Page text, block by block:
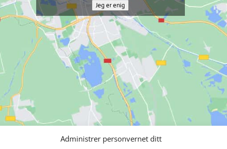
Administrer personvernet ditt
Jeg er enig